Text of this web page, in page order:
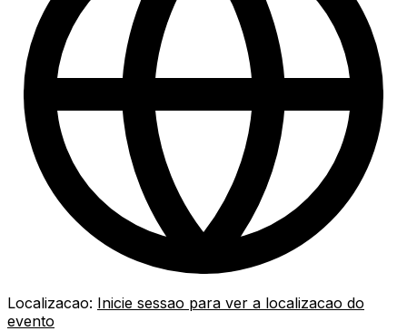
Localizacao: Inicie sessao para ver a localizacao do
evento